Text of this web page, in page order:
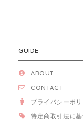
GUIDE
ABOUT
CONTACT
プライバシーポ
特定商取引法に